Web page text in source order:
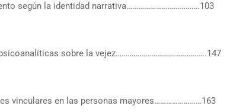
según la identidad narrativa……………………………….103
sobre la vejez……………………………………….147
vinculares en las personas mayores……………………163